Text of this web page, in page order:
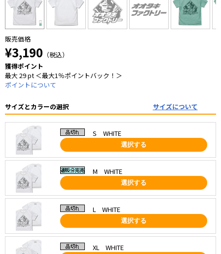
販売価格
¥3,190 （税込）
獲得ポイント
最大 29 pt ＜最大1％ポイントバック！＞
ポイントについて
サイズとカラーの選択 サイズについて
S WHITE
選択する
M WHITE
選択する
L WHITE
選択する
XL WHITE